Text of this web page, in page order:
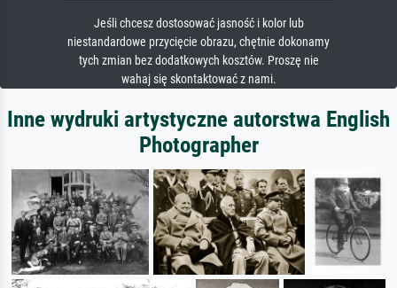
Jeśli chcesz dostosować jasność i kolor lub
niestandardowe przycięcie obrazu, chętnie dokonamy
tych zmian bez dodatkowych kosztów. Proszę nie
wahaj się skontaktować z nami.
Inne wydruki artystyczne autorstwa English
Photographer